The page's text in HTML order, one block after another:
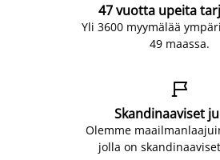
47 vuotta upeita
Yli 3600 myymälää
49 maassa.

Skandinaaviset
Olemme
jolla on